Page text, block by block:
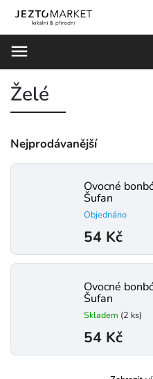
Želé
Nejprodávanější
Ovocné
Šufan
Objednáno
54 Kč
Ovocné
Šufan
Skladem (2 ks)
54 Kč